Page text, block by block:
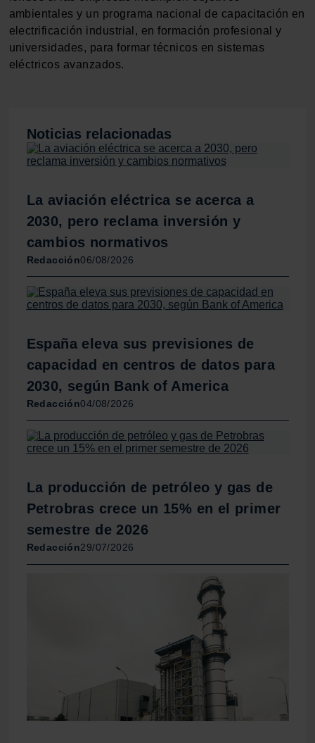
datos personales y establezca sus preferencias en la
sección de datos
. Puede cambiar o retirar su
consentimiento en cualquier momento en la Declaración
de cookies.
sociales y analizar el tráfico. Además, compartimos
información sobre el uso que haga del sitio web con
nuestros partners de redes sociales, publicidad y análisis
que les haya proporcionado o que hayan recopilado a
ambientales y un programa nacional de capacitación en
electrificación industrial, en formación profesional y
universidades, para formar técnicos en sistemas
eléctricos avanzados.
Noticias relacionadas
La aviación eléctrica se acerca a
2030, pero reclama inversión y
cambios normativos
Redacción06/08/2026
España eleva sus previsiones de
capacidad en centros de datos para
2030, según Bank of America
Redacción04/08/2026
La producción de petróleo y gas de
Petrobras crece un 15% en el primer
semestre de 2026
Redacción29/07/2026